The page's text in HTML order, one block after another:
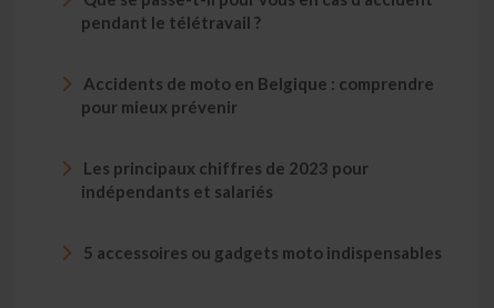
pendant le télétravail ?
Accidents de moto en Belgique : comprendre
pour mieux prévenir
Les principaux chiffres de 2023 pour
indépendants et salariés
5 accessoires ou gadgets moto indispensables